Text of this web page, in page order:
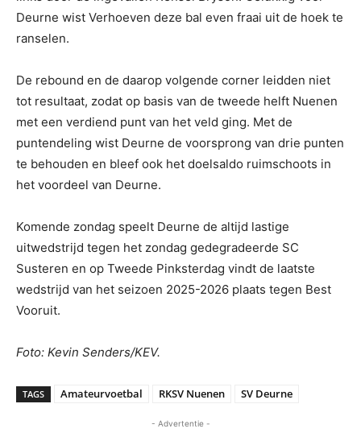
Deurne wist Verhoeven deze bal even fraai uit de hoek te
ranselen.
De rebound en de daarop volgende corner leidden niet
tot resultaat, zodat op basis van de tweede helft Nuenen
met een verdiend punt van het veld ging. Met de
puntendeling wist Deurne de voorsprong van drie punten
te behouden en bleef ook het doelsaldo ruimschoots in
het voordeel van Deurne.
Komende zondag speelt Deurne de altijd lastige
uitwedstrijd tegen het zondag gedegradeerde SC
Susteren en op Tweede Pinksterdag vindt de laatste
wedstrijd van het seizoen 2025-2026 plaats tegen Best
Vooruit.
Foto: Kevin Senders/KEV.
TAGS Amateurvoetbal RKSV Nuenen SV Deurne
- Advertentie -